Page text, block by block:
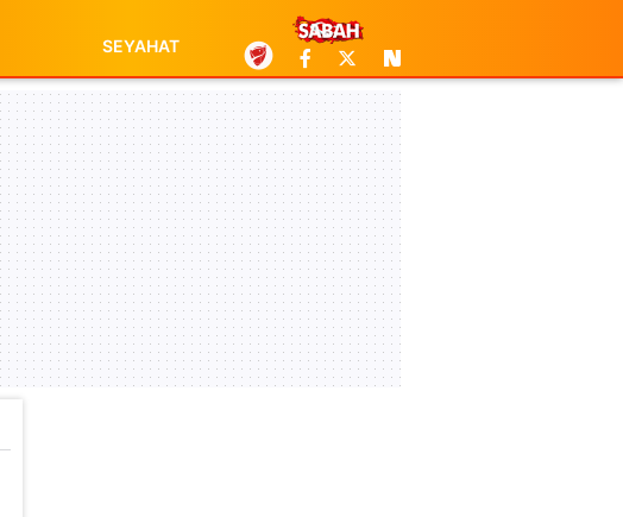
SEYAHAT